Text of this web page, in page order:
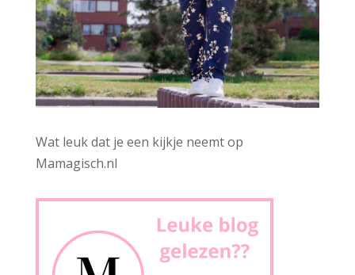
Wat leuk dat je een kijkje neemt op
Mamagisch.nl